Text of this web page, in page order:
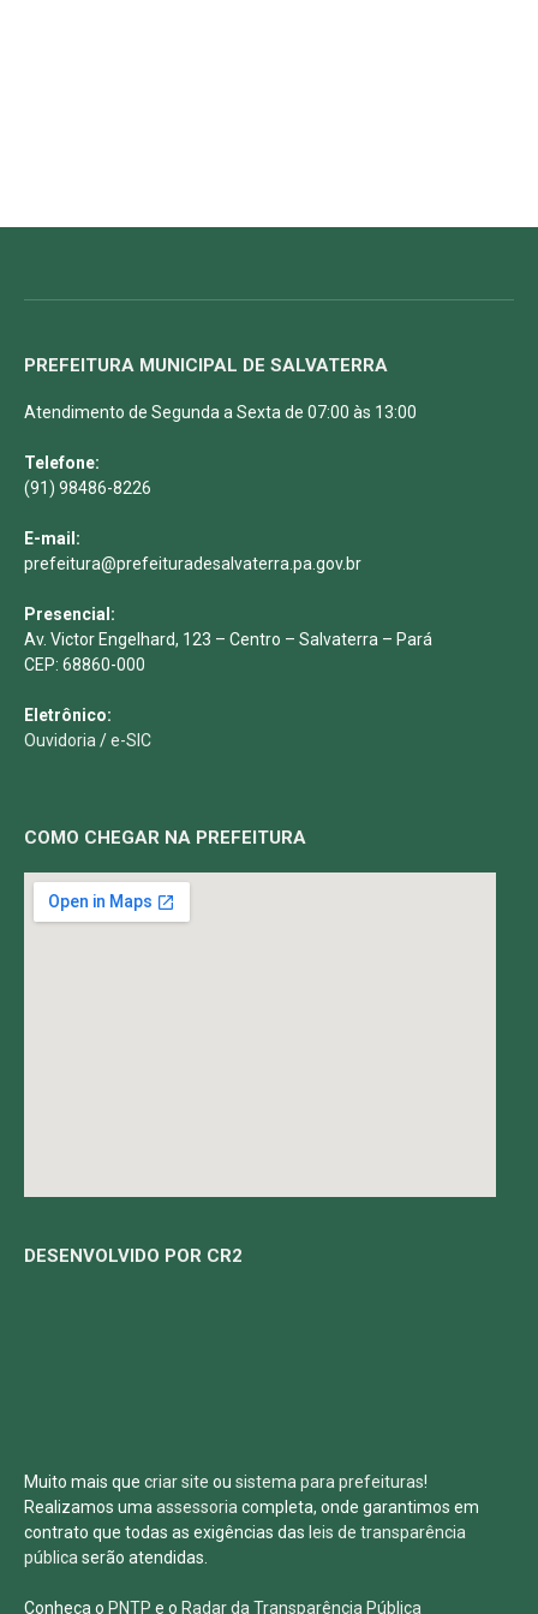
PREFEITURA MUNICIPAL DE SALVATERRA
Atendimento de Segunda a Sexta de 07:00 às 13:00
Telefone:
(91) 98486-8226
E-mail:
prefeitura@prefeituradesalvaterra.pa.gov.br
Presencial:
Av. Victor Engelhard, 123 – Centro – Salvaterra – Pará
CEP: 68860-000
Eletrônico:
Ouvidoria /e-SIC
COMO CHEGAR NA PREFEITURA
DESENVOLVIDO POR CR2
Muito mais que criar site ou sistema para prefeituras!
Realizamos uma assessoria completa, onde garantimos em
contrato que todas as exigências das leis de transparência
pública serão atendidas.
Conheça o PNTP e o Radar da Transparência Pública